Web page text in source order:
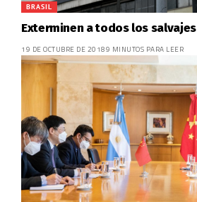
BRASIL
Exterminen a todos los salvajes
19 DE OCTUBRE DE 20189 MINUTOS PARA LEER